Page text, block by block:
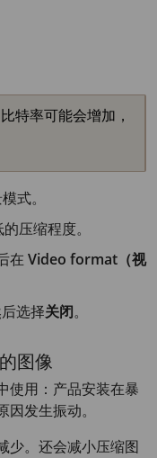
特率可能会增加，
式。
压缩程度。
在 Video format（视
后选择关闭。
图像
使用：产品安装在暴
发生振动。
少。还会减小压缩图